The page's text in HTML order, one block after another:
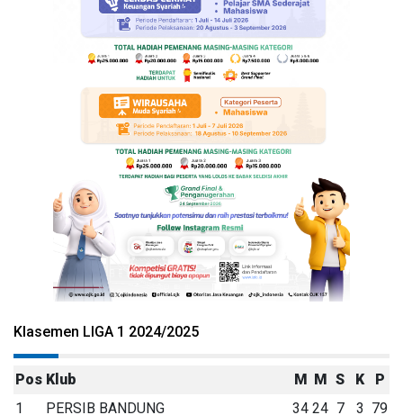
Klasemen LIGA 1 2024/2025
Pos Klub M M S K
P
1
PERSIB BANDUNG 34 24 7 3 79